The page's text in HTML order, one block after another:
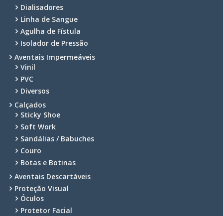
Dialisadores
Linha de Sangue
Agulha de Fístula
Isolador de Pressão
Aventais Impermeáveis
Vinil
PVC
Diversos
Calçados
Sticky Shoe
Soft Work
Sandálias / Babuches
Couro
Botas e Botinas
Aventais Descartáveis
Proteção Visual
Óculos
Protetor Facial